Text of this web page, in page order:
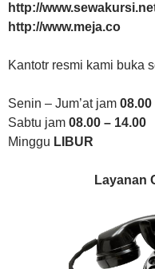
http://
http://www.meja.co
Kantotr resmi kami buka
Senin – Jum’at jam 08.00
Sabtu jam 08.00 – 14.00
Minggu LIBUR
Layanan